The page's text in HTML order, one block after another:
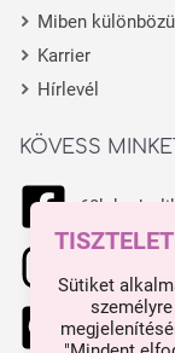
Miben
Karrier
Hírlevél
KÖVESS
68k kedvelik
444
Sütiket